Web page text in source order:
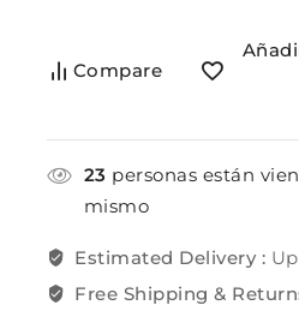
Compare
23 personas están
mismo
Estimated Delivery :
Free Shipping &